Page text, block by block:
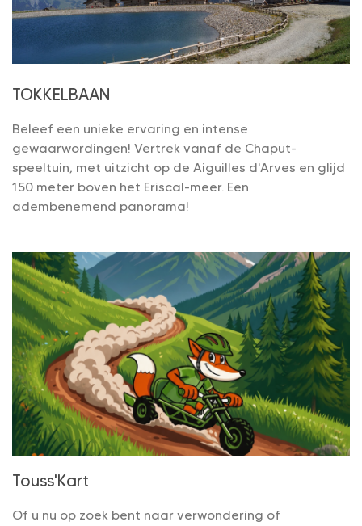
TOKKELBAAN
Beleef een unieke ervaring en intense
gewaarwordingen! Vertrek vanaf de Chaput-
speeltuin, met uitzicht op de Aiguilles d'Arves en glijd
150 meter boven het Eriscal-meer. Een
adembenemend panorama!
Touss'Kart
Of u nu op zoek bent naar verwondering of